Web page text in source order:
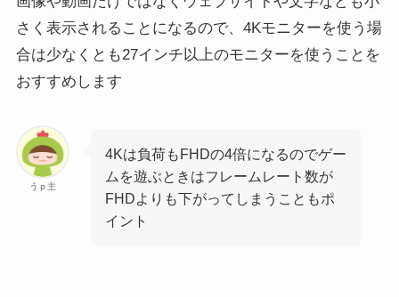
さく表示されることになるので、4Kモニターを使う場
合は少なくとも27インチ以上のモニターを使うことを
おすすめします
うｐ主
4Kは負荷もFHDの4倍になるのでゲー
ムを遊ぶときはフレームレート数が
FHDよりも下がってしまうこともポ
イント